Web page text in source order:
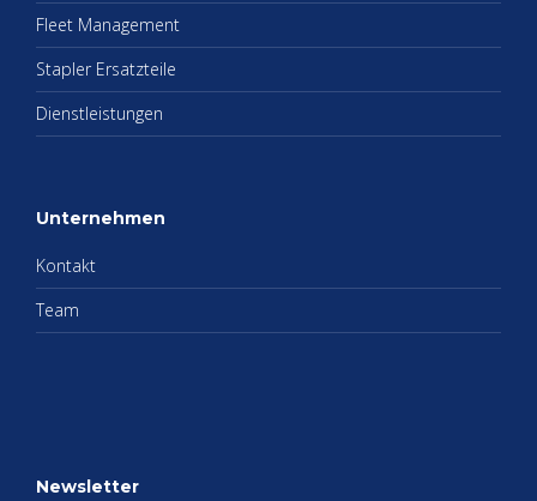
Fleet Ma­nage­ment
Stap­ler Er­satz­tei­le
Dienst­leis­tun­gen
Un­ter­neh­men
Kon­takt
Team
News­let­ter